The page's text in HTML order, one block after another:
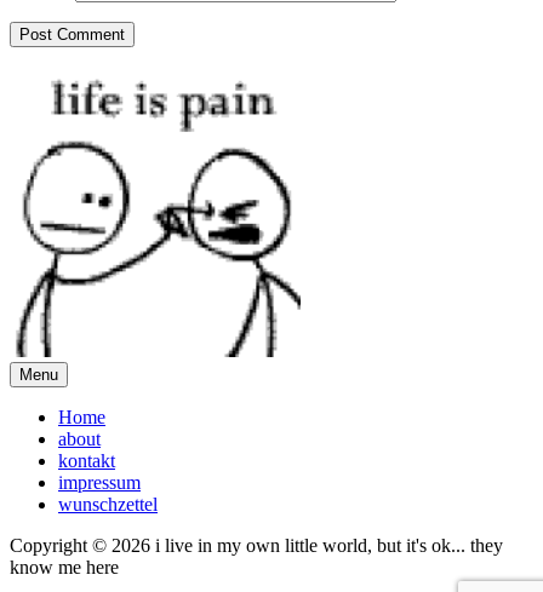
Menu
Home
about
kontakt
impressum
wunschzettel
Copyright © 2026 i live in my own little world, but it's ok... they
know me here